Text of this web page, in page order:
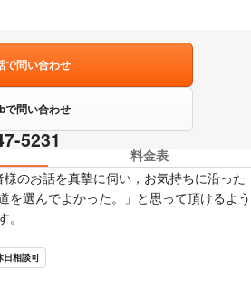
で問い合わせ
で問い合わせ
5231
料金表
のお話を真摯に伺い，お気持ちに沿った
を選んでよかった。」と思って頂けるよう
日相談可
要素を